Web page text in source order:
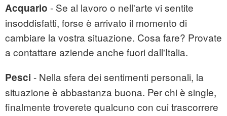
Acquario - Se al lavoro o nell'arte vi sentite
insoddisfatti, forse è arrivato il momento di
cambiare la vostra situazione. Cosa fare? Provate
a contattare aziende anche fuori dall'Italia.
Pesci - Nella sfera dei sentimenti personali, la
situazione è abbastanza buona. Per chi è single,
finalmente troverete qualcuno con cui trascorrere